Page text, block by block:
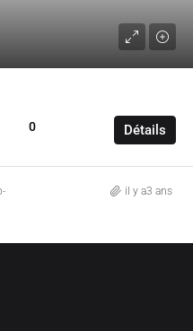
0 Détails
il y a3 ans